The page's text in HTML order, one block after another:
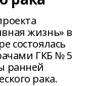
жизнь» в
состоялась
ГКБ № 5
ранней
рака.